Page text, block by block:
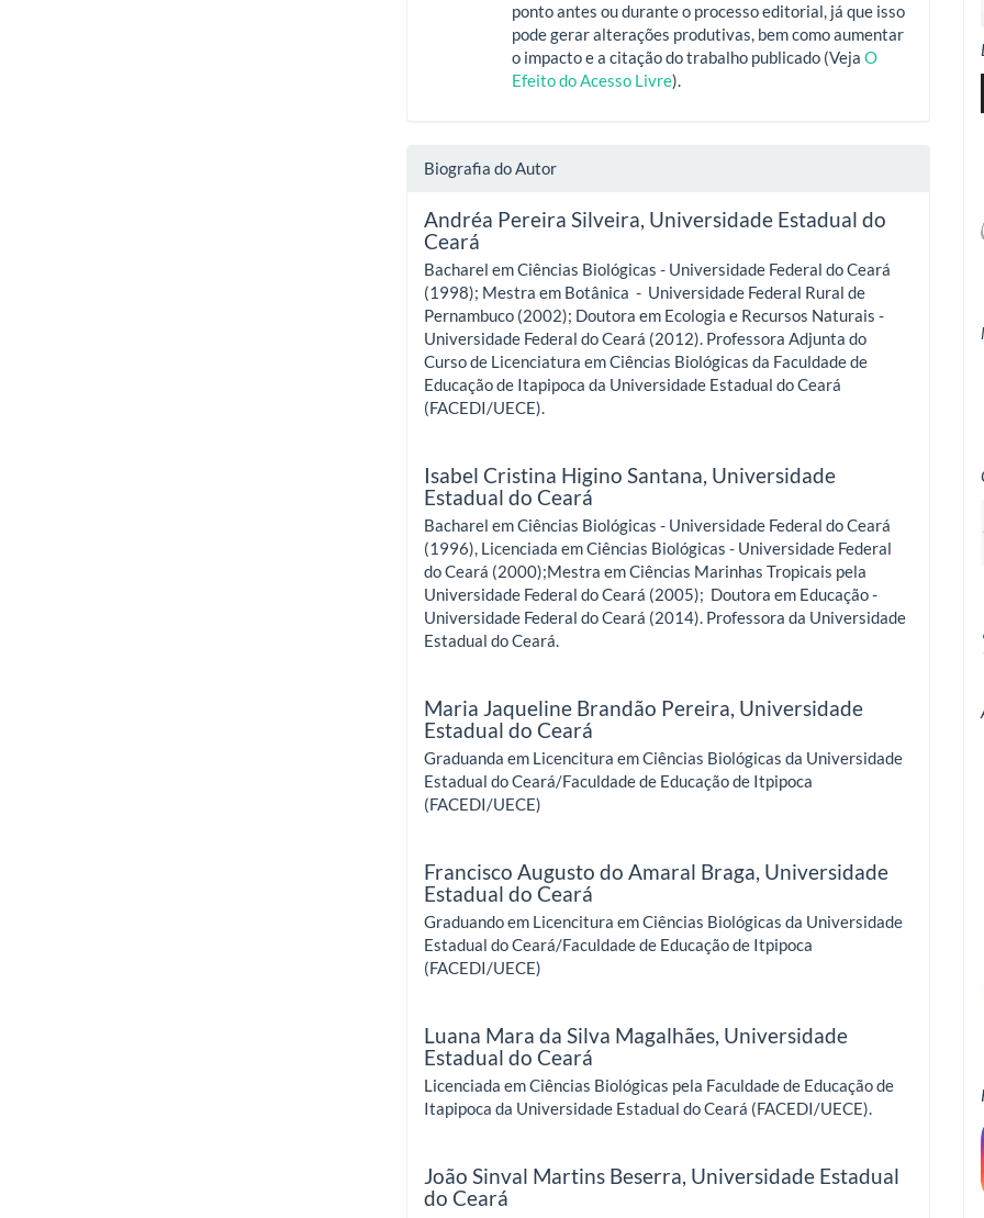
ponto antes ou durante o processo editorial, já que isso
pode gerar alterações produtivas, bem como aumentar
o impacto e a citação do trabalho publicado (VejaO
Efeito do Acesso Livre).
Biografia do Autor
Andréa Pereira Silveira, Universidade Estadual do
Ceará
Bacharel em Ciências Biológicas - Universidade Federal do Ceará
(1998); Mestra em Botânica - Universidade Federal Rural de
Pernambuco (2002); Doutora em Ecologia e Recursos Naturais -
Universidade Federal do Ceará (2012). Professora Adjunta do
Curso de Licenciatura em Ciências Biológicas da Faculdade de
Educação de Itapipoca da Universidade Estadual do Ceará
(FACEDI/UECE).
Isabel Cristina Higino Santana, Universidade
Estadual do Ceará
Bacharel em Ciências Biológicas - Universidade Federal do Ceará
(1996), Licenciada em Ciências Biológicas - Universidade Federal
do Ceará (2000);Mestra em Ciências Marinhas Tropicais pela
Universidade Federal do Ceará (2005); Doutora em Educação -
Universidade Federal do Ceará (2014). Professora da Universidade
Estadual do Ceará.
Maria Jaqueline Brandão Pereira, Universidade
Estadual do Ceará
Graduanda em Licencitura em Ciências Biológicas da Universidade
Estadual do Ceará/Faculdade de Educação de Itpipoca
(FACEDI/UECE)
Francisco Augusto do Amaral Braga, Universidade
Estadual do Ceará
Graduando em Licencitura em Ciências Biológicas da Universidade
Estadual do Ceará/Faculdade de Educação de Itpipoca
(FACEDI/UECE)
Luana Mara da Silva Magalhães, Universidade
Estadual do Ceará
Licenciada em Ciências Biológicas pela Faculdade de Educação de
Itapipoca da Universidade Estadual do Ceará (FACEDI/UECE).
João Sinval Martins Beserra, Universidade Estadual
do Ceará